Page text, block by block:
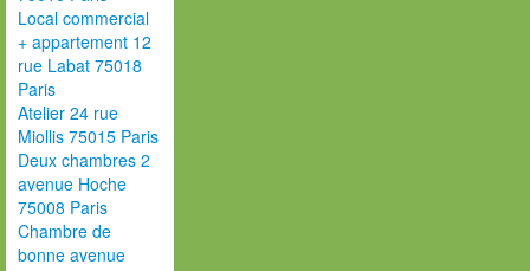
Local commercial
+ appartement 12
rue Labat 75018
Paris
Atelier 24 rue
Miollis 75015 Paris
Deux chambres 2
avenue Hoche
75008 Paris
Chambre de
bonne avenue